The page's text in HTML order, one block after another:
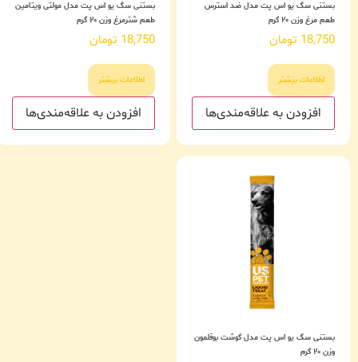
بستنی سگ یو اس پت مدل ضد استرس
طعم مرغ وزن ۲۰ گرم
18,750 تومان
اطلاعات بیشتر
افزودن به علاقه‌مندی‌ها
بستنی سگ یو اس پت مدل مولتی ویتامین
طعم شترمرغ وزن ۲۰ گرم
18,750 تومان
اطلاعات بیشتر
افزودن به علاقه‌مندی‌ها
بستنی سگ یو اس پت مدل گوشت بوقلمون
وزن ۲۰ گرم